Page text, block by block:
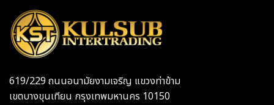
619/229 ถนนอนามัยงามเจริญ แขวงท่าข้าม
เขตบางขุนเทียน กรุงเทพมหานคร 10150